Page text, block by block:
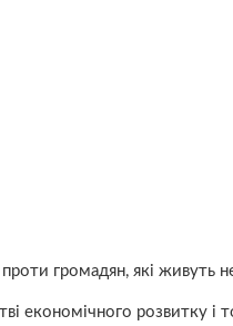
громадян, які живуть
економічного розвитку і